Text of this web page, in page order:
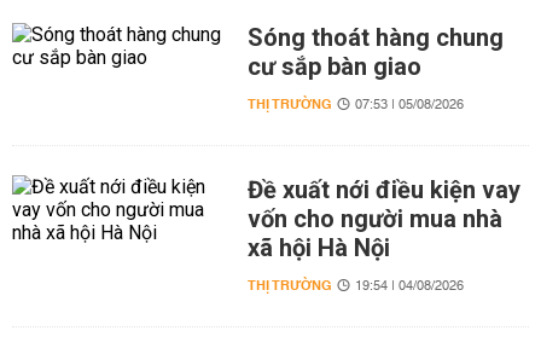
Sóng thoát hàng chung
cư sắp bàn giao
THỊ TRƯỜNG 07:53 | 05/08/2026
Đề xuất nới điều kiện vay
vốn cho người mua nhà
xã hội Hà Nội
THỊ TRƯỜNG 19:54 | 04/08/2026